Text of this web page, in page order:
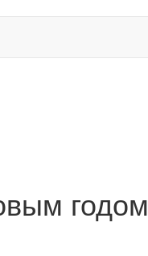
годом